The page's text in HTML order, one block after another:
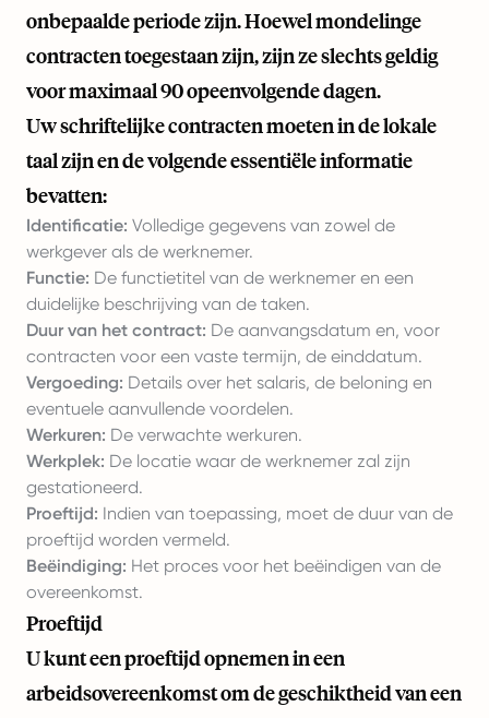
onbepaalde periode zijn. Hoewel mondelinge
contracten toegestaan zijn, zijn ze slechts geldig
voor maximaal 90 opeenvolgende dagen.
Uw schriftelijke contracten moeten in de lokale
taal zijn en de volgende essentiële informatie
bevatten:
Identificatie: Volledige gegevens van zowel de
werkgever als de werknemer.
Functie: De functietitel van de werknemer en een
duidelijke beschrijving van de taken.
Duur van het contract: De aanvangsdatum en, voor
contracten voor een vaste termijn, de einddatum.
Vergoeding: Details over het salaris, de beloning en
eventuele aanvullende voordelen.
Werkuren: De verwachte werkuren.
Werkplek: De locatie waar de werknemer zal zijn
gestationeerd.
Proeftijd: Indien van toepassing, moet de duur van de
proeftijd worden vermeld.
Beëindiging: Het proces voor het beëindigen van de
overeenkomst.
Proeftijd
U kunt een proeftijd opnemen in een
arbeidsovereenkomst om de geschiktheid van een